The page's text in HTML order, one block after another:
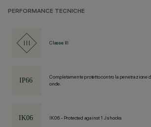
PERFORMANCE TECNICHE
Classe III
Completamente protetto contro la penetrazione
onde.
IK06 - Protected against 1 J shocks